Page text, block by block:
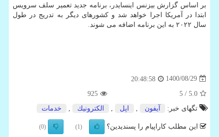
بر اساس گزارش بیزنس اینسایدر، برنامه جدید تعمیر سلف سرویس
ابتدا در آمریکا اجرا خواهد شد و کشورهای دیگر به تدریج در طول
سال ۲۰۲۲ به این برنامه اضافه می شوند.
1400/08/29
20:48:58
5.0
/ 5
925
تگهای خبر:
آیفون اپل الكترونیك خدمات
این مطلب کاراپیام را پسندیدین؟ (1)
(0)